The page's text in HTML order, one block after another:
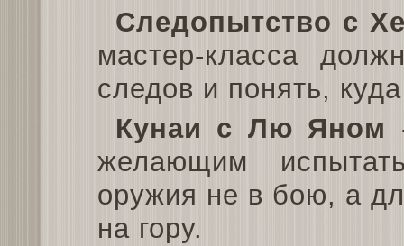
Следопытство с
мастер-класса
следов и понять,
Кунаи с Лю Яном
желающим
оружия не в бою, а
на гору.